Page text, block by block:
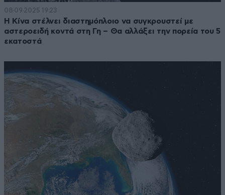
08·09·2025 19:23
Η Κίνα στέλνει διαστημόπλοιο να συγκρουστεί με
αστεροειδή κοντά στη Γη – Θα αλλάξει την πορεία του 5
εκατοστά